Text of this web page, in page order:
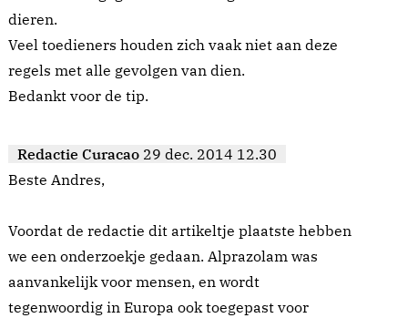
dieren.
Veel toedieners houden zich vaak niet aan deze
regels met alle gevolgen van dien.
Bedankt voor de tip.
Redactie Curacao 29 dec. 2014 12.30
Beste Andres,
Voordat de redactie dit artikeltje plaatste hebben
we een onderzoekje gedaan. Alprazolam was
aanvankelijk voor mensen, en wordt
tegenwoordig in Europa ook toegepast voor